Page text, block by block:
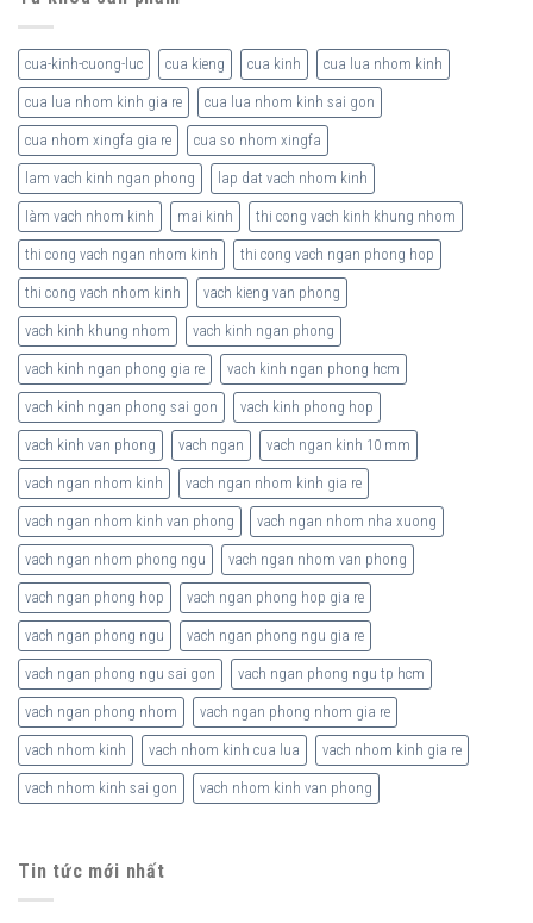
cua-kinh-cuong-luc cua kieng cua kinh cua lua nhom kinh
cua lua nhom kinh gia re cua lua nhom kinh sai gon
cua nhom xingfa gia re cua so nhom xingfa
lam vach kinh ngan phong lap dat vach nhom kinh
làm vach nhom kinh mai kinh thi cong vach kinh khung nhom
thi cong vach ngan nhom kinh thi cong vach ngan phong hop
thi cong vach nhom kinh vach kieng van phong
vach kinh khung nhom vach kinh ngan phong
vach kinh ngan phong gia re vach kinh ngan phong hcm
vach kinh ngan phong sai gon vach kinh phong hop
vach kinh van phong vach ngan vach ngan kinh 10 mm
vach ngan nhom kinh vach ngan nhom kinh gia re
vach ngan nhom kinh van phong vach ngan nhom nha xuong
vach ngan nhom phong ngu vach ngan nhom van phong
vach ngan phong hop vach ngan phong hop gia re
vach ngan phong ngu vach ngan phong ngu gia re
vach ngan phong ngu sai gon vach ngan phong ngu tp hcm
vach ngan phong nhom vach ngan phong nhom gia re
vach nhom kinh vach nhom kinh cua lua vach nhom kinh gia re
vach nhom kinh sai gon vach nhom kinh van phong
Tin tức mới nhất